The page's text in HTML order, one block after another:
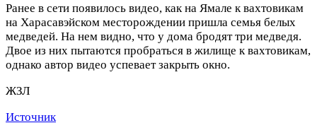
Ранее в сети появилось видео, как на Ямале к вахтовикам
на Харасавэйском месторождении пришла семья белых
медведей. На нем видно, что у дома бродят три медведя.
Двое из них пытаются пробраться в жилище к вахтовикам,
однако автор видео успевает закрыть окно.
ЖЗЛ
Источник